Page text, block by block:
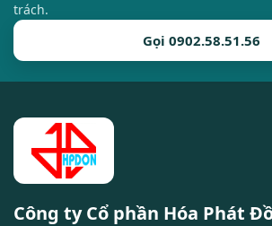
trách.
Gọi 0902.58.51.56
Công ty Cổ phần Hóa Phát